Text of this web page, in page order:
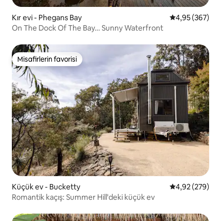
Kır evi - Phegans Bay 5 üzerinden
4,95 (367)
On The Dock Of The Bay… Sunny Waterfront
Misafirlerin favorisi
Misafirlerin favorisi
Küçük ev - Bucketty 5 üzerinden
4,92 (279)
Romantik kaçış: Summer Hill'deki küçük ev